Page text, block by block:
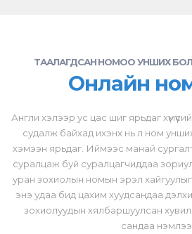
ТААЛАГДСАН НОМОО УНШИХ
Онлайн
Англи хэлээр ус цас шиг ярьдаг
судалж байхад ихэнх нь л ном
хэмээн ярьдаг. Иймээс манай
суралцаж буй суралцагчиддаа
уран зохиолын номын эрэл
энэ удаа бид цахим хуудсандаа
зохиолуудын хялбаршуулсан
сандаа нэмлээ.